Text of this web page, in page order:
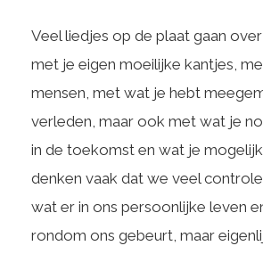
Veel liedjes op de plaat gaan
met je eigen moeilijke kantjes,
mensen, met wat je hebt
verleden, maar ook met wat je
in de toekomst en wat je
denken vaak dat we veel
wat er in ons persoonlijke leven
rondom ons gebeurt, maar